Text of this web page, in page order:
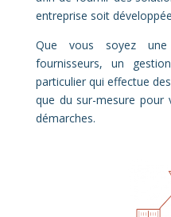
entreprise soit
Que vous soyez
fournisseurs, un
particulier qui effectue
que du sur-mesure pour
démarches.